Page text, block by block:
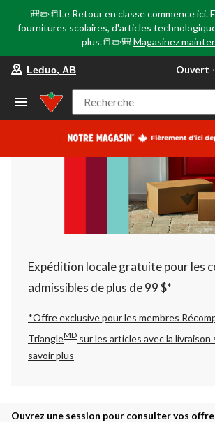
🎒✏️📒Le Retour en classe commence ici.
fournitures scolaires, d'articles
plus.📒✏️🎒 Magasinez
votre
préféré
Leduc,
AB,
courament
Fermeture
à
22:00
cliquer
pour
changer
Leduc, AB Ouvert
Recherche
Expédition locale gratuite pour les
admissibles de plus de 99 $*
*Offre exclusive pour les membres
TriangleMD sur les articles avec la livraison
savoir plus
Ouvrez une session pour consulter vos